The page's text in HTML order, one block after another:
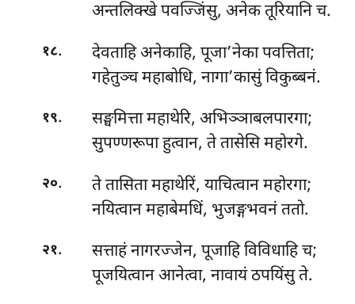
अन्तलिक्खे पवज्जिंसु, अनेक तूरियानि च.
१८.
देवताहि अनेकाहि, पूजा’नेका पवत्तिता;
गहेतुञ्च महाबोधि, नागा’कासुं विकुब्बनं.
१९.
सङ्घमित्ता महाथेरि, अभिञ्ञाबलपारगा;
सुपण्णरूपा हुत्वान, ते तासेसि महोरगे.
२०.
ते तासिता महाथेरिं, याचित्वान महोरगा;
नयित्वान महाबेमधिं, भुजङ्गभवनं ततो.
२१.
सत्ताहं नागरज्जेन, पूजाहि विविधाहि च;
पूजयित्वान आनेत्वा, नावायं ठपयिंसु ते.